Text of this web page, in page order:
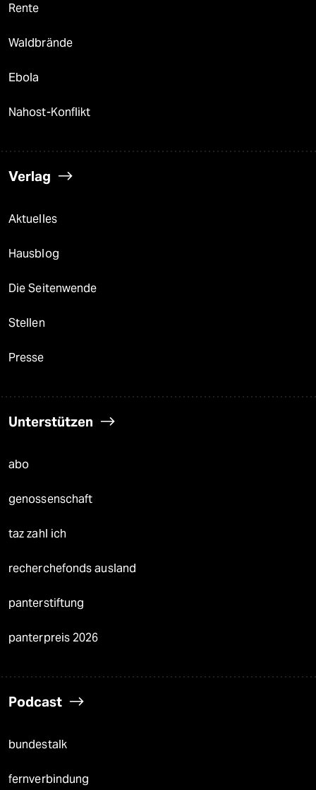
Rente
Waldbrände
Ebola
Nahost-Konflikt
Verlag
Aktuelles
Hausblog
Die Seitenwende
Stellen
Presse
Unterstützen
abo
genossenschaft
taz zahl ich
recherchefonds ausland
panterstiftung
panterpreis 2026
Podcast
bundestalk
fernverbindung